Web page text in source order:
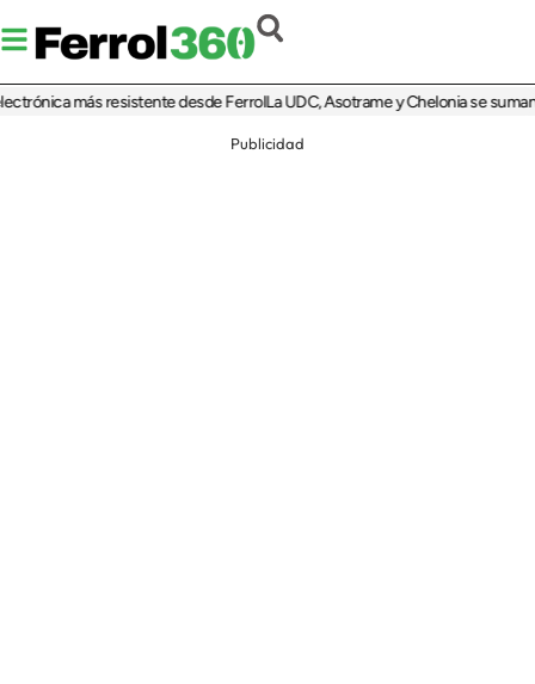
más resistente desde FerrolLa UDC, Asotrame y Chelonia se suman al
Publicidad